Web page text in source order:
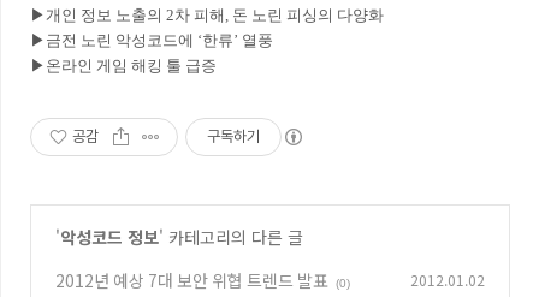
▶개인 정보 노출의 2차 피해, 돈 노린 피싱의 다양화
▶금전 노린 악성코드에 ‘한류’ 열풍
▶온라인 게임 해킹 툴 급증
공감 구독하기
'악성코드 정보' 카테고리의 다른 글
2012년 예상 7대 보안 위협 트렌드 발표 (0) 2012.01.02